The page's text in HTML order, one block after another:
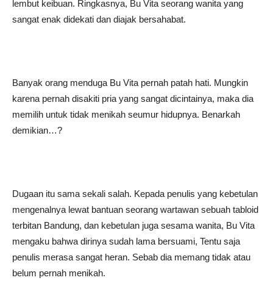
lembut keibuan. Ringkasnya, Bu Vita seorang wanita yang
sangat enak didekati dan diajak bersahabat.
Banyak orang menduga Bu Vita pernah patah hati. Mungkin
karena pernah disakiti pria yang sangat dicintainya, maka dia
memilih untuk tidak menikah seumur hidupnya. Benarkah
demikian…?
Dugaan itu sama sekali salah. Kepada penulis yang kebetulan
mengenalnya lewat bantuan seorang wartawan sebuah tabloid
terbitan Bandung, dan kebetulan juga sesama wanita, Bu Vita
mengaku bahwa dirinya sudah lama bersuami, Tentu saja
penulis merasa sangat heran. Sebab dia memang tidak atau
belum pernah menikah.